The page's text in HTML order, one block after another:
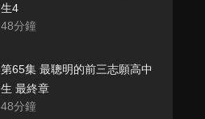
生4
48分鐘
第65集 最聰明的前三志願高中
生 最終章
48分鐘